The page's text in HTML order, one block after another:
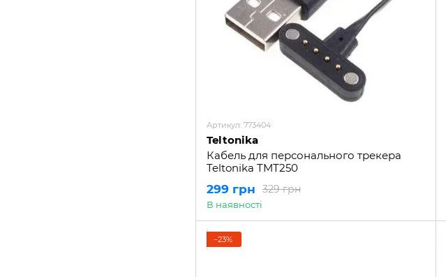
Артикул: 773404
Teltonika
Кабель для персонального трекера
Teltonika TMT250
329 грн
299 грн
В наявності
−23%